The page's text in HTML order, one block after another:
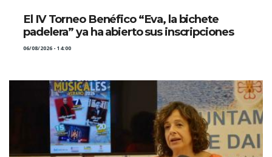
El IV Torneo Benéfico “Eva, la bichete
padelera” ya ha abierto sus inscripciones
06/08/2026 - 14:00